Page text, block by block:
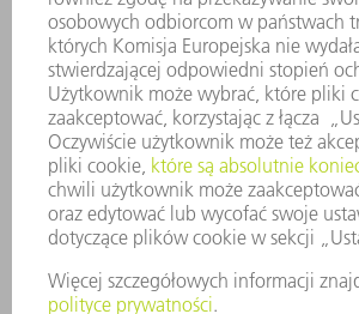
ZAPEWNIENIE ZGODNOŚCI DZIAŁALNOŚCI Z
SYSTEM ZGŁASZANIA NIEPRAWIDŁOWOŚCI
BEZPIECZEŃSTWO
INFORMACJE PRASOWE
MAGAZYNY
ZRÓWNOWAŻONY ROZWÓJ
ŚRODOWISKO I KLIMAT
SPOŁECZEŃSTWO
KIEROWANIE PRZEDSIĘBIORSTWEM